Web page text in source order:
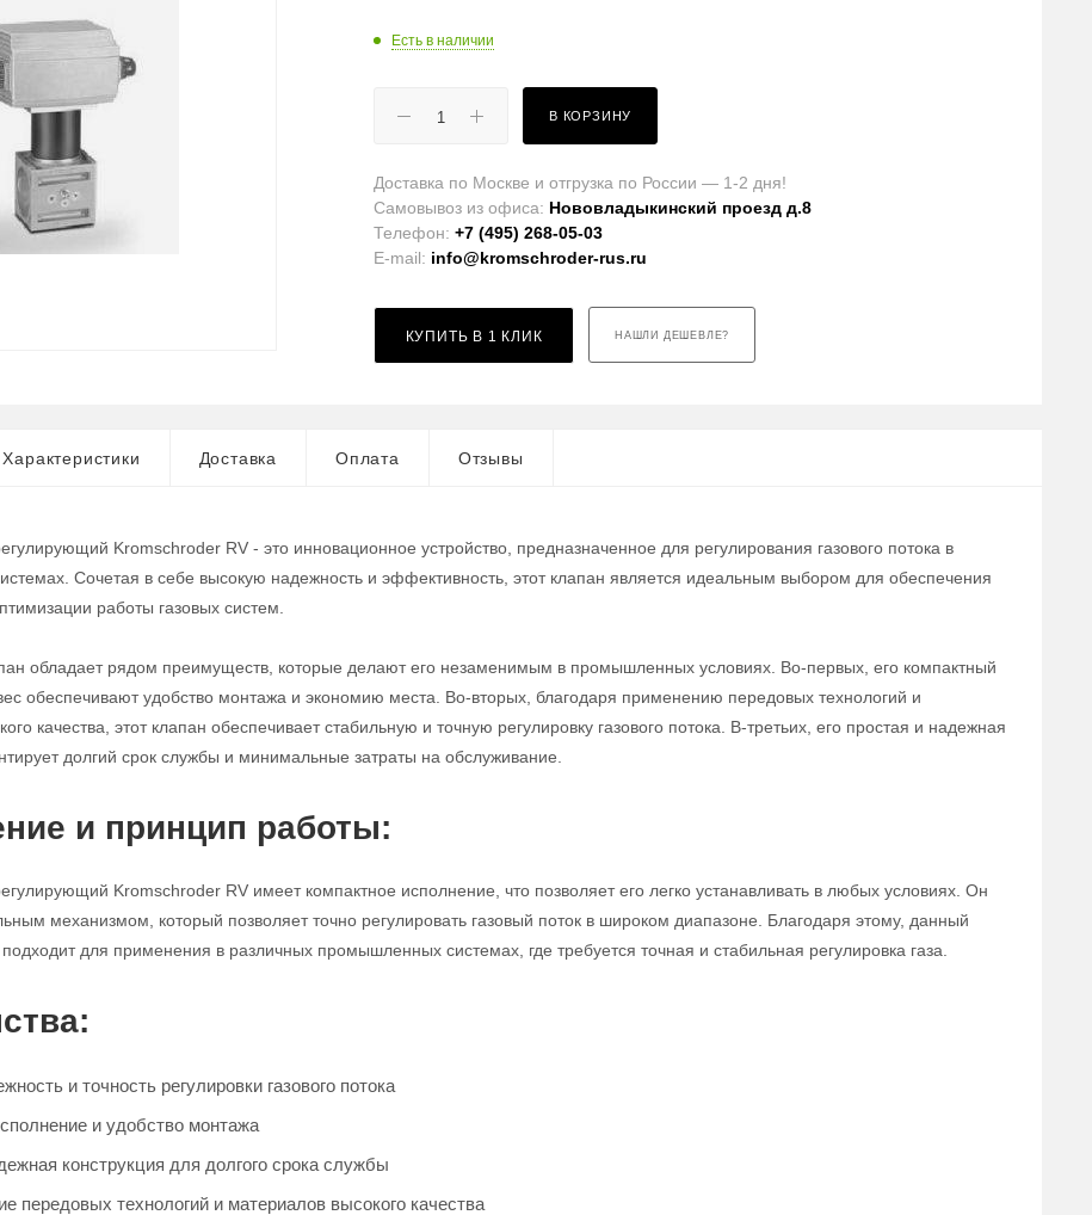
Есть в наличии
В КОРЗИНУ
Доставка по Москве и отгрузка по России — 1-2 дня!
Самовывоз из офиса: Нововладыкинский проезд д.8
Телефон:+7 (495) 268-05-03
E-mail: info@kromschroder-rus.ru
КУПИТЬ В 1 КЛИК НАШЛИ ДЕШЕВЛЕ?
Характеристики Доставка Оплата Отзывы
Kromschroder RV - это инновационное устройство, предназначенное для регулирования газового потока в
Сочетая в себе высокую надежность и эффективность, этот клапан является идеальным выбором для обеспечения
работы газовых систем.
обладает рядом преимуществ, которые делают его незаменимым в промышленных условиях. Во-первых, его компактный
обеспечивают удобство монтажа и экономию места. Во-вторых, благодаря применению передовых технологий и
качества, этот клапан обеспечивает стабильную и точную регулировку газового потока. В-третьих, его простая и надежная
долгий срок службы и минимальные затраты на обслуживание.
и принцип работы:
Kromschroder RV имеет компактное исполнение, что позволяет его легко устанавливать в любых условиях. Он
механизмом, который позволяет точно регулировать газовый поток в широком диапазоне. Благодаря этому, данный
для применения в различных промышленных системах, где требуется точная и стабильная регулировка газа.
и точность регулировки газового потока
и удобство монтажа
конструкция для долгого срока службы
передовых технологий и материалов высокого качества